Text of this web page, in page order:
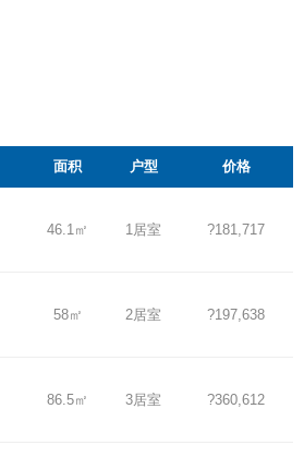
面积 户型 价格
46.1㎡ 1居室 ?181,717
58㎡ 2居室 ?197,638
86.5㎡ 3居室 ?360,612